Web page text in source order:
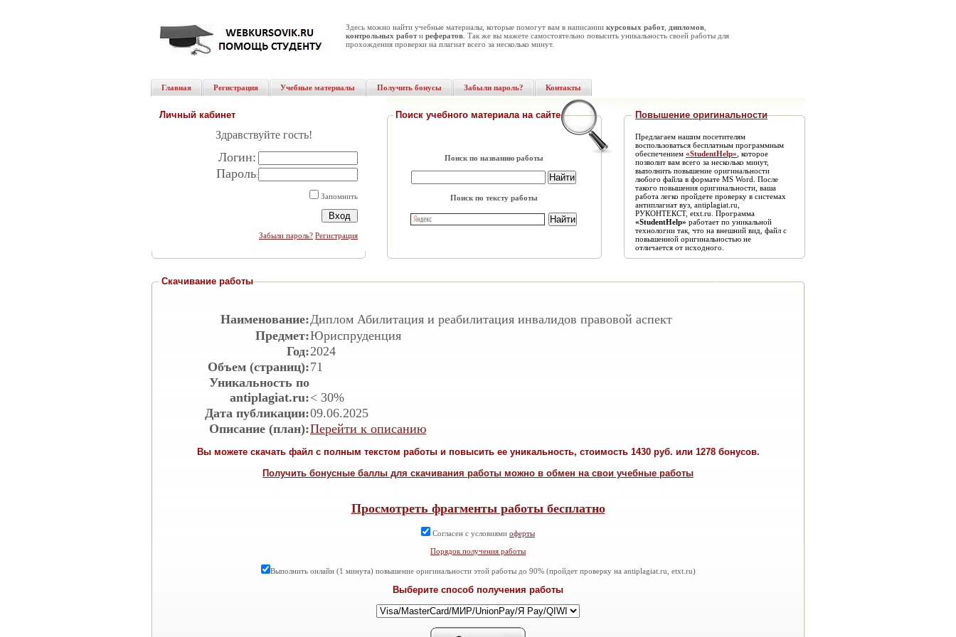
Здесь можно найти учебные материалы, которые помогут вам в написании курсовых работ, дипломов
контрольных работи рефератов . Так же вы мажете самостоятельно повысить уникальность своей работы для
прохождения проверки на плагиат всего за несколько минут.
Главная Регистрация Учебные материалы Получить бонусы Забыли пароль? Контакты
Личный кабинет
Здравствуйте гость!
Логин:
Пароль:
Запомнить
Забыли пароль? Регистрация
Поиск учебного материала на сайте
Поиск по названию работы
Поиск по тексту работы
Повышение оригинальности
Предлагаем нашим посетителям
воспользоваться бесплатным программным
обеспечением «StudentHelp» , которое
позволит вам всего за несколько минут,
выполнить повышение оригинальности
любого файла в формате MS Word. После
такого повышения оригинальности, ваша
работа легко пройдете проверку в системах
антиплагиат вуз, antiplagiat.ru,
РУКОНТЕКСТ, etxt.ru. Программа
«StudentHelp» работает по уникальной
технологии так, что на внешний вид, файл с
повышенной оригинальностью не
отличается от исходного.
Скачивание работы
Наименование:Диплом Абилитация и реабилитация инвалидов правовой аспект
Предмет:Юриспруденция
Год:2024
Объем (страниц):71
Уникальность по
antiplagiat.ru:< 30%
Дата публикации:09.06.2025
Описание (план):Перейти к описанию
Вы можете скачать файл с полным текстом работы и повысить ее уникальность, стоимость 1430 руб. или 1278 бонусов.
Получить бонусные баллы для скачивания работы можно в обмен на свои учебные работы
Просмотреть фрагменты работы бесплатно
Согласен с условиями оферты
Порядок получения работы
Выполнить онлайн (1 минута) повышение оригинальности этой работы до 90% (пройдет проверку на antiplagiat.ru, etxt.ru)
Выберите способ получения работы